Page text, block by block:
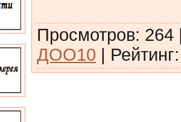
Просмотров: 264
ДОО10 | Рейтинг: